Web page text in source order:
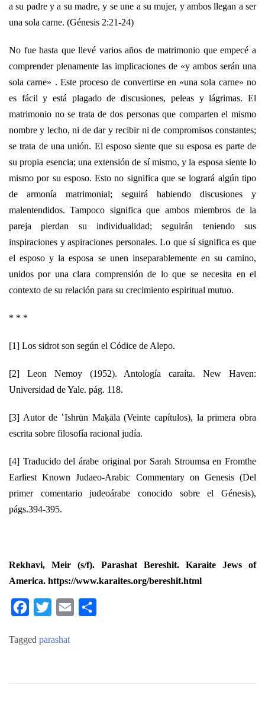
a su padre y a su madre, y se une a su mujer, y ambos llegan a ser
una sola carne. (Génesis 2:21-24)
No fue hasta que llevé varios años de matrimonio que empecé a
comprender plenamente las implicaciones de «y ambos serán una
sola carne» . Este proceso de convertirse en «una sola carne» no
es fácil y está plagado de discusiones, peleas y lágrimas. El
matrimonio no se trata de dos personas que comparten el mismo
nombre y lecho, ni de dar y recibir ni de compromisos constantes;
se trata de una unión. El esposo siente que su esposa es parte de
su propia esencia; una extensión de sí mismo, y la esposa siente lo
mismo por su esposo. Esto no significa que se logrará algún tipo
de armonía matrimonial; seguirá habiendo discusiones y
malentendidos. Tampoco significa que ambos miembros de la
pareja pierdan su individualidad; seguirán teniendo sus
inspiraciones y aspiraciones personales. Lo que sí significa es que
el esposo y la esposa se unen inseparablemente en su camino,
unidos por una clara comprensión de lo que se necesita en el
contexto de su relación para su crecimiento espiritual mutuo.
* * *
[1] Los sidrot son según el Códice de Alepo.
[2] Leon Nemoy (1952). Antología caraíta. New Haven:
Universidad de Yale. pág. 118.
[3] Autor de ՙIshrūn Maḳāla (Veinte capítulos), la primera obra
escrita sobre filosofía racional judía.
[4] Traducido del árabe original por Sarah Stroumsa en Fromthe
Earliest Known Judaeo-Arabic Commentary on Genesis (Del
primer comentario judeoárabe conocido sobre el Génesis),
págs.394-395.
Rekhavi, Meir (s/f). Parashat Bereshit. Karaite Jews of
America. https://www.karaites.org/bereshit.html
FacebookTwitter Email
Tagged parashat